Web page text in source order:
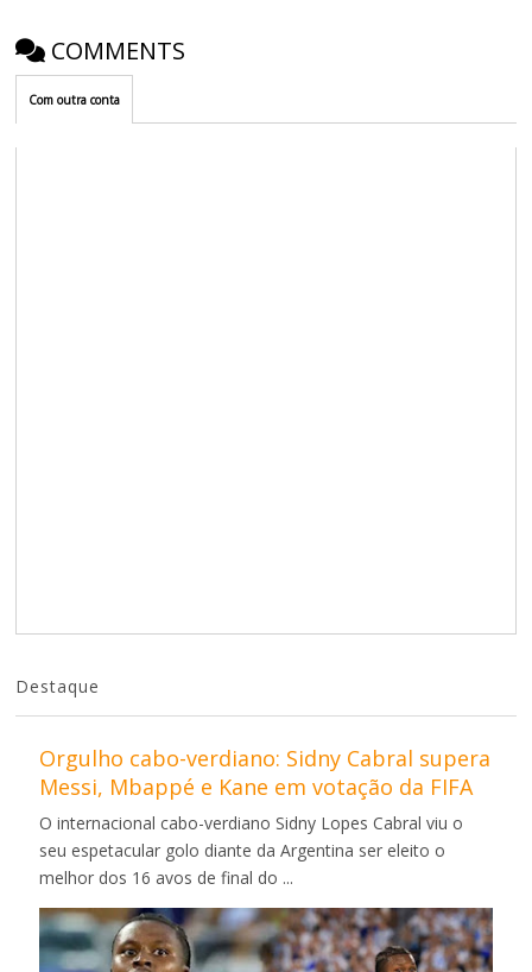
COMMENTS
Com outra conta
Destaque
Orgulho cabo-verdiano: Sidny Cabral supera
Messi, Mbappé e Kane em votação da FIFA
O internacional cabo-verdiano Sidny Lopes Cabral viu o
seu espetacular golo diante da Argentina ser eleito o
melhor dos 16 avos de final do ...